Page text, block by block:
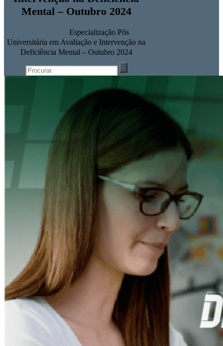
Mental – Outubro 2024
Especialização Pós
Universitária em Avaliação e Intervenção na
Deficiência Mental – Outubro 2024